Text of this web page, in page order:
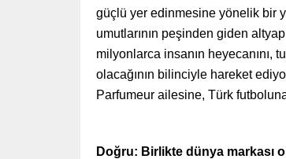
güçlü yer edinmesine yönelik bir
umutlarının peşinden giden
milyonlarca insanın heyecanını,
olacağının bilinciyle hareket
Parfumeur ailesine, Türk
Doğru: Birlikte dünya markası